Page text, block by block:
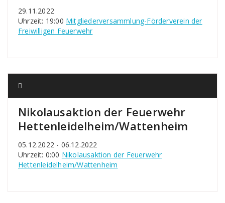
29.11.2022
Uhrzeit: 19:00 Mitgliederversammlung-Förderverein der
Freiwilligen Feuerwehr
Nikolausaktion der Feuerwehr
Hettenleidelheim/Wattenheim
05.12.2022 - 06.12.2022
Uhrzeit: 0:00 Nikolausaktion der Feuerwehr
Hettenleidelheim/Wattenheim